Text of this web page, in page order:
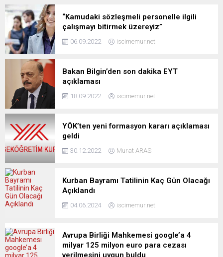
“Kamudaki sözleşmeli personelle ilgili
çalışmayı bitirmek üzereyiz”
06.09.2022 iscimemur.net
Bakan Bilgin’den son dakika EYT
açıklaması
18.09.2022 iscimemur.net
YÖK’ten yeni formasyon kararı açıklaması
geldi
30.12.2022 Murat ARAS
Kurban Bayramı Tatilinin Kaç Gün Olacağı
Açıklandı
04.06.2024 iscimemur.net
Avrupa Birliği Mahkemesi google’a 4
milyar 125 milyon euro para cezası
verilmesini uygun buldu